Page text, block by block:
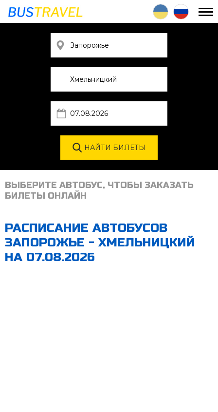
ВЫБЕРИТЕ АВТОБУС, ЧТОБЫ ЗАКАЗАТЬ
БИЛЕТЫ ОНЛАЙН
РАСПИСАНИЕ АВТОБУСОВ
ЗАПОРОЖЬЕ - ХМЕЛЬНИЦКИЙ
НА 07.08.2026